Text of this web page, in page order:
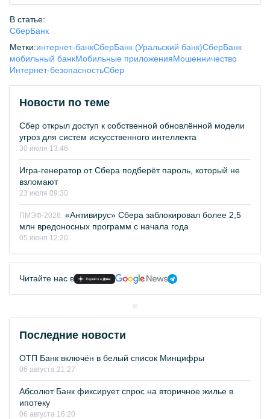
В статье:
СберБанк
Метки:интернет-банкСберБанк (Уральский банк)СберБанк
мобильный банкМобильные приложенияМошенничество
Интернет-безопасностьСбер
Новости по теме
Сбер открыл доступ к собственной обновлённой модели
угроз для систем искусственного интеллекта
30 июля 13:46
Игра-генератор от Сбера подберёт пароль, который не
взломают
23 июля 09:30
ПМЭФ-2026: «Антивирус» Сбера заблокировал более 2,5
млн вредоносных программ с начала года
05 июня 12:20
Читайте нас в
Последние новости
ОТП Банк включён в белый список Минцифры
06 августа 21:27
Абсолют Банк фиксирует спрос на вторичное жилье в
ипотеку
06 августа 16:20